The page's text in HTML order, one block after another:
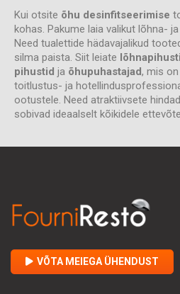
Kui otsite õhu desinfitseerimise
kohas. Pakume laia valikut lõhna-
Need tualettide hädavajalikud
silma paista. Siit leiate
pihustid ja õhupuhastajad, mis
toitlustus- ja
ootustele. Need atraktiivsete
sobivad ideaalselt kõikidele
VÕTA MEIEGA ÜHENDUST